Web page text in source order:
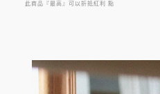
此商品『最高』可以折抵紅利 點